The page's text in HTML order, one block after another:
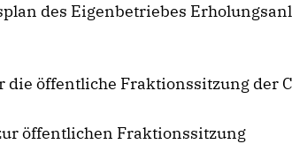
des Eigenbetriebes
die öffentliche Fraktionssitzung der
öffentlichen Fraktionssitzung